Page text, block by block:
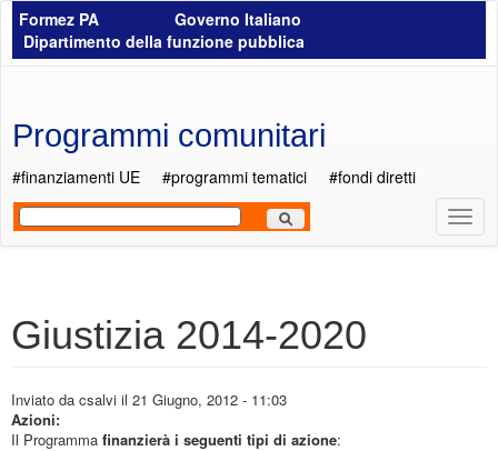
Salta al contenuto principale
Formez PA
Governo Italiano
Dipartimento della funzione pubblica
Programmi comunitari
#finanziamenti UE #programmi tematici
#fondi diretti
Menù
Giustizia 2014-2020
Inviato da csalvi il 21 Giugno, 2012 - 11:03
Azioni:
Il Programma finanzierà i seguenti tipi di azione: